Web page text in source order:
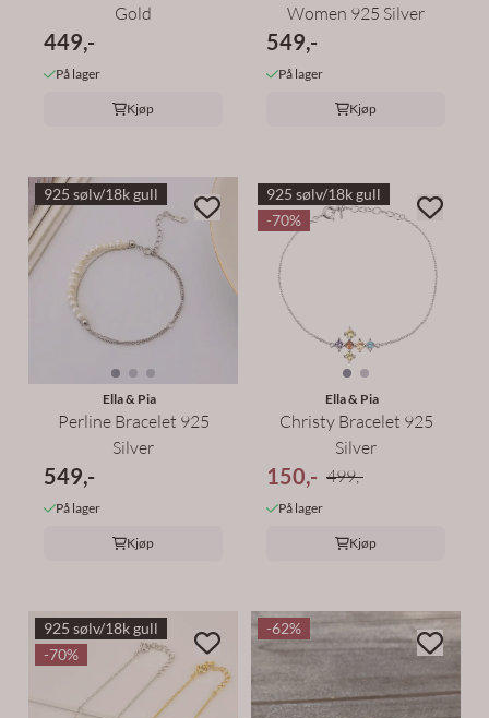
Gold
449,-
På lager
Kjøp
Women 925 Silver
549,-
På lager
Kjøp
925 sølv/18k gull
Ella & Pia
Perline Bracelet 925
Silver
549,-
På lager
Kjøp
925 sølv/18k gull
-70%
Ella & Pia
Christy Bracelet 925
Silver
150,- 499,-
På lager
Kjøp
925 sølv/18k gull
-70%
-62%